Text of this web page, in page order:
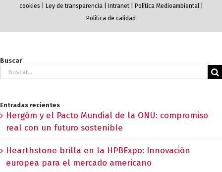
cookies
Ley de transparencia| Intranet| Política Medioambiental|
Política de calidad
Buscar
Buscar:
Entradas recientes
Hergóm y el Pacto Mundial de la ONU: compromiso
real con un futuro sostenible
Hearthstone brilla en la HPBExpo: Innovación
europea para el mercado americano